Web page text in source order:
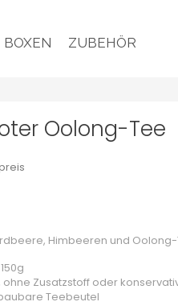
BOXEN ZUBEHÖR
Oolong-Tee
Himbeeren und
ohne Zusatzstoff oder
Teebeutel